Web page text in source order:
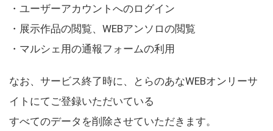
・ユーザーアカウントへのログイン
・展示作品の閲覧、WEBアンソロの閲覧
・マルシェ用の通報フォームの利用
なお、サービス終了時に、とらのあなWEBオンリーサ
イトにてご登録いただいている
すべてのデータを削除させていただきます。